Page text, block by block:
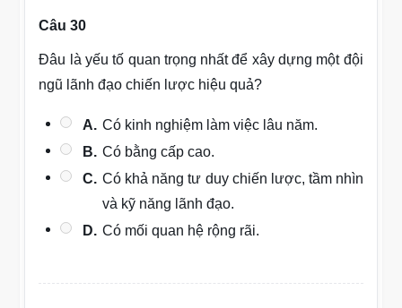
Câu 30
Đâu là yếu tố quan trọng nhất để xây dựng một đội
ngũ lãnh đạo chiến lược hiệu quả?
A. Có kinh nghiệm làm việc lâu năm.
B. Có bằng cấp cao.
C. Có khả năng tư duy chiến lược, tầm nhìn
và kỹ năng lãnh đạo.
D. Có mối quan hệ rộng rãi.